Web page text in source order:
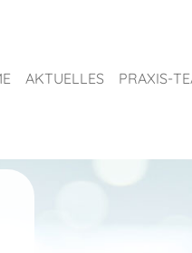
AKTUELLES PRAXIS-